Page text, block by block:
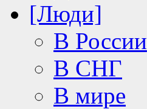
[Люди]
В России
В СНГ
В мире